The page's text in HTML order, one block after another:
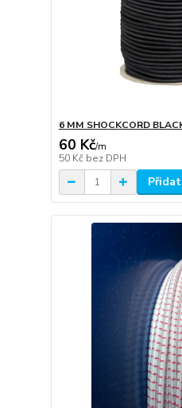
6 MM SHOCKCORD
60 Kč/m
50 Kč bez DPH